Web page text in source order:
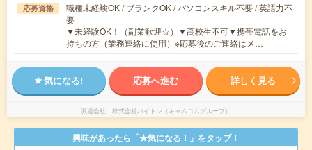
応募資格
職種未経験OK / ブランクOK / パソコンスキル不要 / 英語力不
要
▼未経験OK！（副業歓迎☆）▼高校生不可▼携帯電話をお
持ちの方（業務連絡に使用）※応募後のご連絡はメ…
気になる! 応募へ進む 詳しく見る
派遣会社 株式会社バイトレ（キャムコムグループ）
興味があったら「★気になる！」をタップ！